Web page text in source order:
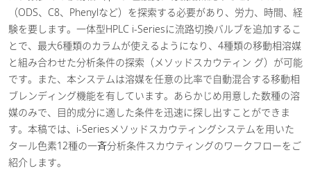
（ODS、C8、Phenylなど）を探索する必要があり、労力、時間、経
験を要します。一体型HPLC i-Seriesに流路切換バルブを追加するこ
とで、最大6種類のカラムが使えるようになり、4種類の移動相溶媒
と組み合わせた分析条件の探索（メソッドスカウティン グ）が可能
です。また、本システムは溶媒を任意の比率で自動混合する移動相
ブレンディング機能を有しています。あらかじめ用意した数種の溶
媒のみで、目的成分に適した条件を迅速に探し出すことができま
す。本稿では、i-Seriesメソッドスカウティングシステムを用いた
タール色素12種の一⻫分析条件スカウティングのワークフローをご
紹介します。